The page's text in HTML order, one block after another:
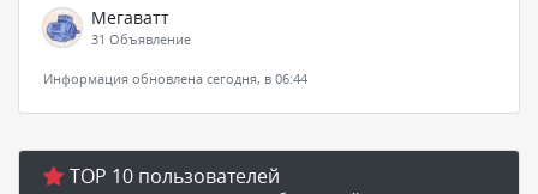
Мегаватт
31 Объявление
Информация обновлена сегодня, в 06:44
TOP 10 пользователей